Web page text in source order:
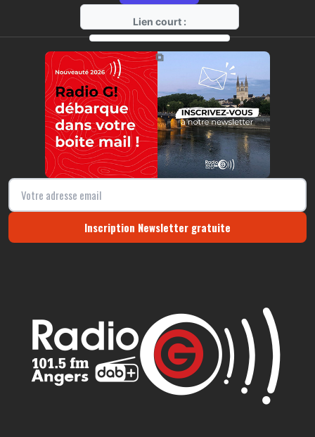
Lien court :
https://radio-g.fr?r321
⧉
Inscription Newsletter gratuite